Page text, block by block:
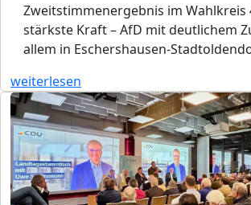
Zweitstimmenergebnis im Wahlkreis
stärkste Kraft – AfD mit deutlichem
allem in Eschershausen-
weiterlesen